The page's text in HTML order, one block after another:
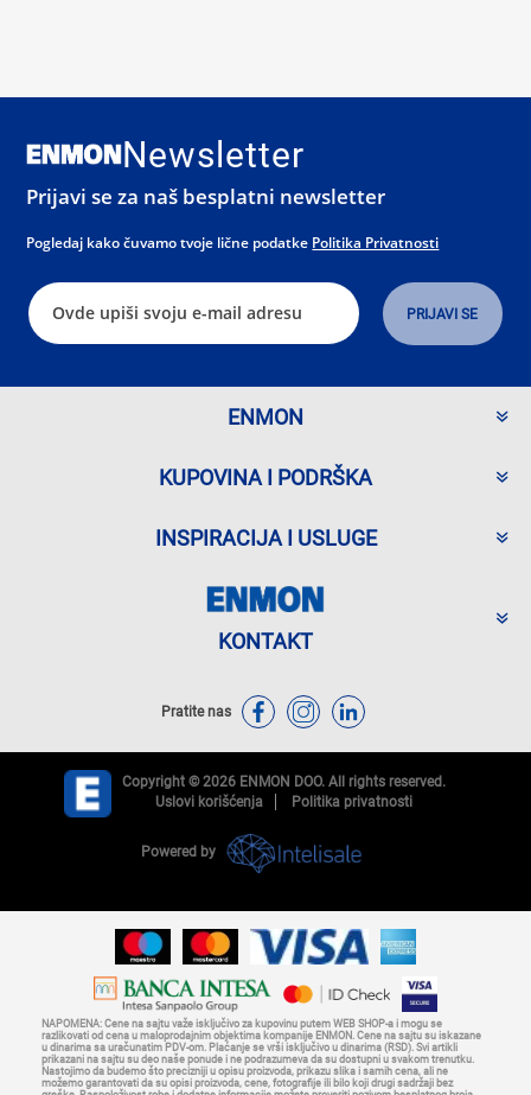
Newsletter
Prijavi se za naš besplatni newsletter
Pogledaj kako čuvamo tvoje lične podatke Politika Privatnosti
ENMON
KUPOVINA I PODRŠKA
INSPIRACIJA I USLUGE
KONTAKT
Pratite nas
Copyright © 2026 ENMON DOO. All rights reserved.
Uslovi korišćenja
Politika privatnosti
Powered by
NAPOMENA: Cene na sajtu važe isključivo za kupovinu putem WEB SHOP-a i mogu se
razlikovati od cena u maloprodajnim objektima kompanije ENMON. Cene na sajtu su iskazane
u dinarima sa uračunatim PDV-om. Plaćanje se vrši isključivo u dinarima (RSD). Svi artikli
prikazani na sajtu su deo naše ponude i ne podrazumeva da su dostupni u svakom trenutku.
Nastojimo da budemo što precizniji u opisu proizvoda, prikazu slika i samih cena, ali ne
možemo garantovati da su opisi proizvoda, cene, fotografije ili bilo koji drugi sadržaji bez